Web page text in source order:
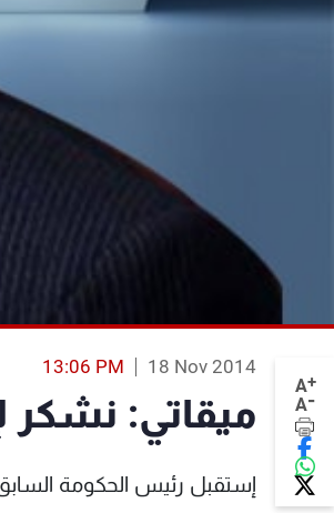
A+
A-
18 Nov 2014
13:06 PM
ميقاتي: نشكر
إستقبل رئيس الحكومة السابق